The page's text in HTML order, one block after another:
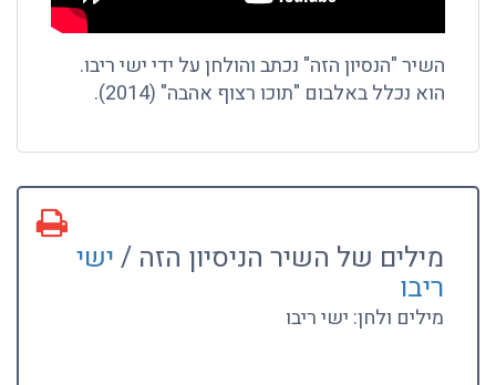
השיר "הנסיון הזה" נכתב והולחן על ידי ישי ריבו.
הוא נכלל באלבום "תוכו רצוף אהבה" (2014).
מילים של השיר הניסיון הזה /ישי
ריבו
מילים ולחן: ישי ריבו